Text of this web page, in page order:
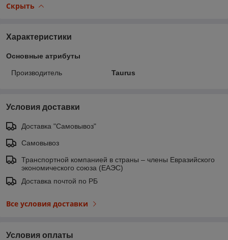
Скрыть
Характеристики
Основные атрибуты
Производитель Taurus
Условия доставки
Доставка "Самовывоз"
Самовывоз
Транспортной компанией в страны – члены Евразийского
экономического союза (ЕАЭС)
Доставка почтой по РБ
Все условия доставки
Условия оплаты